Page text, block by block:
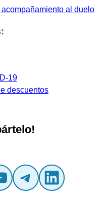
al duelo
19
descuentos